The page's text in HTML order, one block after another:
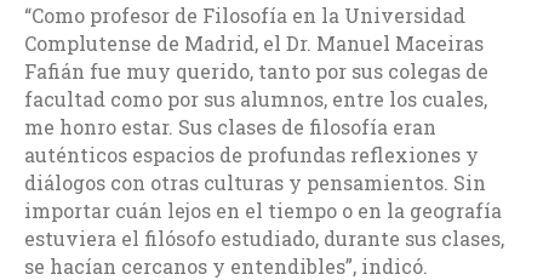
“Como profesor de Filosofía en la Universidad
Complutense de Madrid, el Dr. Manuel Maceiras
Fafián fue muy querido, tanto por sus colegas de
facultad como por sus alumnos, entre los cuales,
me honro estar. Sus clases de filosofía eran
auténticos espacios de profundas reflexiones y
diálogos con otras culturas y pensamientos. Sin
importar cuán lejos en el tiempo o en la geografía
estuviera el filósofo estudiado, durante sus clases,
se hacían cercanos y entendibles”, indicó.